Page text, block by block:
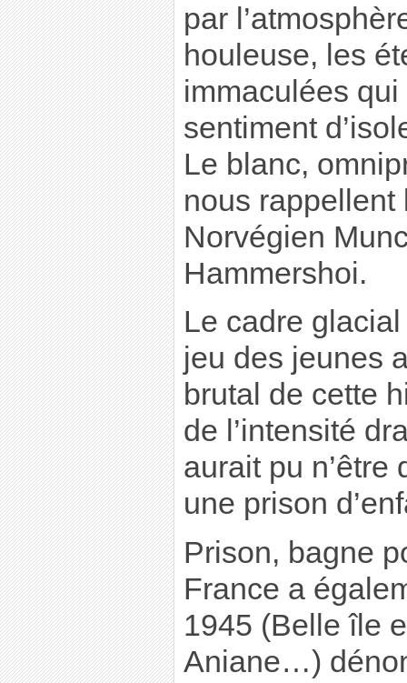
par
houleuse, les
immaculées
sentiment
Le blanc,
nous
Norvégien
Hammershoi.
Le cadre
jeu des jeunes
brutal de cette
de l’intensité
aurait pu n’être
une prison
Prison, bagne
France a
1945 (Belle île
Aniane…)